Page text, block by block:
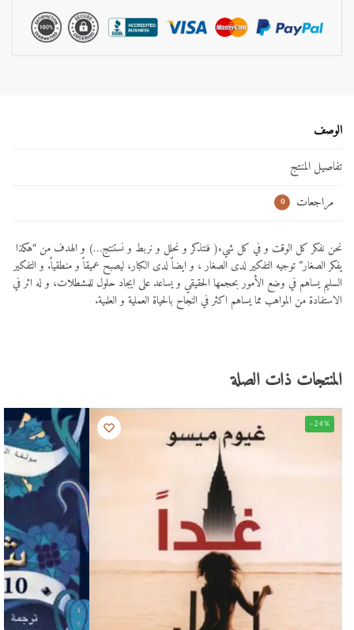
الوصف
تفاصيل المنتج
مراجعات
0
نحن نفكر كل الوقت و في كل شيء( فنتذكر و نحلل و نربط و نستنتج…) و الهدف من “هكذا
يفكر الصغار” توجيه التفكير لدى الصغار ، و ايضاً لدى الكبار، ليصبح عميقاً و منطقياً. و التفكير
السليم يساهم في وضع الأمور بحجمها الحقيقي و يساعد على ايجاد حلول للمشطلات، و له اثر في
الاستفادة من المواهب مما يساهم اكثر في النجاح بالحياة العملية و العلمية.
المنتجات ذات الصلة
-24%